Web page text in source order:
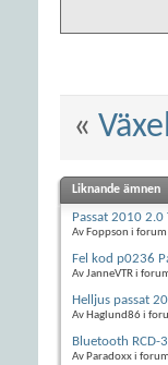
«
Liknande ämnen
Passat 2010 2.0
Av Foppson i
Fel kod p0236
Av JanneVTR i
Helljus passat
Av Haglund86 i
Bluetooth RCD-
Av Paradoxx i